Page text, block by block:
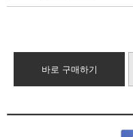
바로 구매하기